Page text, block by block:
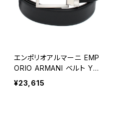
エンポリオアルマーニ EMP
ORIO ARMANI ベルト Y4S
498-YLP4E-81519 メンズ
サフィアーノレザー製 リバ
¥23,615